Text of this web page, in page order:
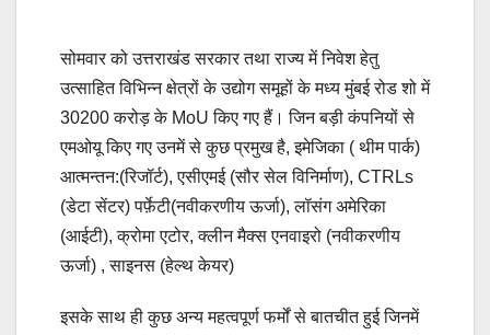
सोमवार को उत्तराखंड सरकार तथा राज्य में निवेश हेतु
उत्साहित विभिन्न क्षेत्रों के उद्योग समूहों के मध्य मुंबई रोड शो में
30200 करोड़ के MoU किए गए हैं। जिन बड़ी कंपनियों से
एमओयू किए गए उनमें से कुछ प्रमुख है, इमेजिका ( थीम पार्क)
आत्मन्तन:(रिजॉर्ट), एसीएमई (सौर सेल विनिर्माण), CTRLs
(डेटा सेंटर) पर्फ़ेटी(नवीकरणीय ऊर्जा), लॉसंग अमेरिका
(आईटी), क्रोमा एटोर, क्लीन मैक्स एनवाइरो (नवीकरणीय
ऊर्जा) , साइनस (हेल्थ केयर)
इसके साथ ही कुछ अन्य महत्वपूर्ण फर्मों से बातचीत हुई जिनमें